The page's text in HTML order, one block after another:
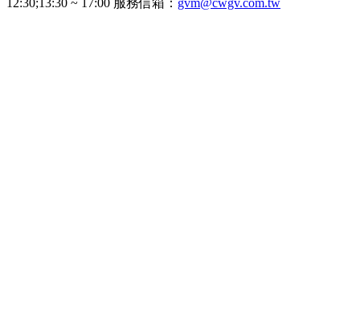
12:30;13:30 ~ 17:00 服務信箱： gvm@cwgv.com.tw